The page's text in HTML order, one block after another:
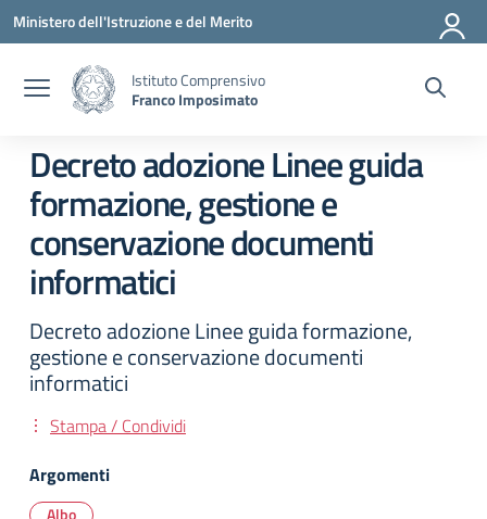
Vai ai contenuti
Vai al menu di navigazione
Vai al footer
Ministero dell'Istruzione e del Merito
Istituto Comprensivo
Franco Imposimato
Decreto adozione Linee guida
formazione, gestione e
conservazione documenti
informatici
Decreto adozione Linee guida formazione,
gestione e conservazione documenti
informatici
Stampa / Condividi
Argomenti
Albo